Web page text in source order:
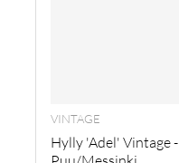
VINTAGE
Hylly 'Adel' Vintage -